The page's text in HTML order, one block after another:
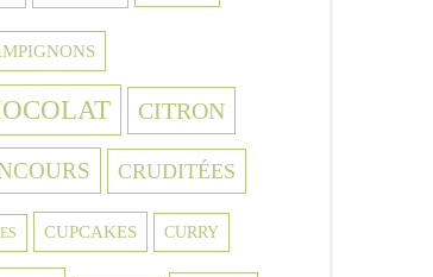
CITRON
CRUDITÉES
CUPCAKES CURRY